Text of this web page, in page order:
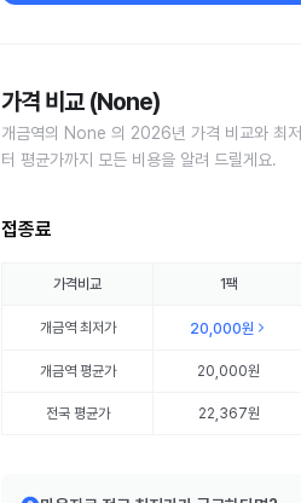
가격 비교 (None)
개금역의 None 의 2026년 가격 비교와 최
터 평균가까지 모든 비용을 알려 드릴게요.
접종료
가격비교 1팩
개금역최저가 20,000원
개금역평균가 20,000원
전국 평균가 22,367원